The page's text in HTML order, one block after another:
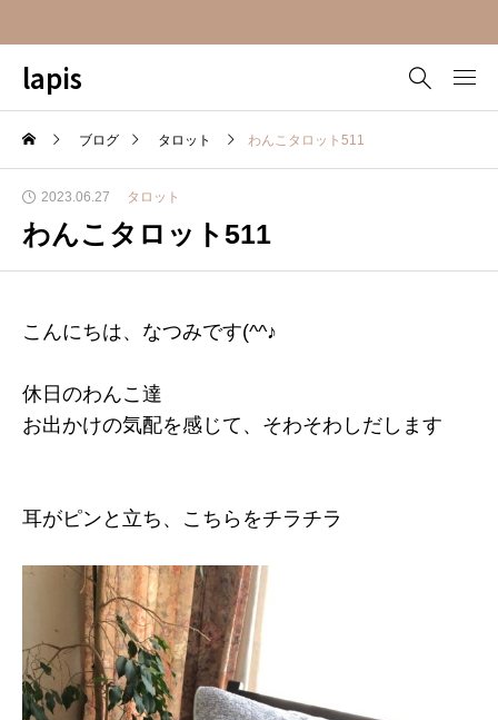
lapis
ブログ タロット わんこタロット511
2023.06.27 タロット
わんこタロット511
こんにちは、なつみです(^^♪
休日のわんこ達
お出かけの気配を感じて、そわそわしだします
耳がピンと立ち、こちらをチラチラ